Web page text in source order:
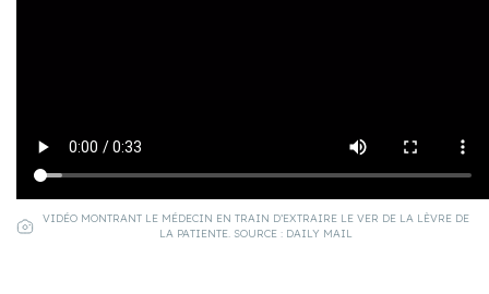
VIDÉO MONTRANT LE MÉDECIN EN TRAIN D’EXTRAIRE LE VER DE LA LÈVRE DE
LA PATIENTE. SOURCE : DAILY MAIL